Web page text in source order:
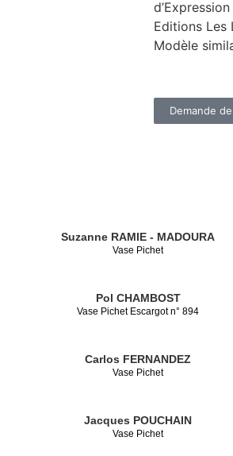
Editions Les
Modèle
Demande
Suzanne RAMIE - MADOURA
Vase Pichet
Pol CHAMBOST
Vase Pichet Escargot n° 894
Carlos FERNANDEZ
Vase Pichet
Jacques POUCHAIN
Vase Pichet